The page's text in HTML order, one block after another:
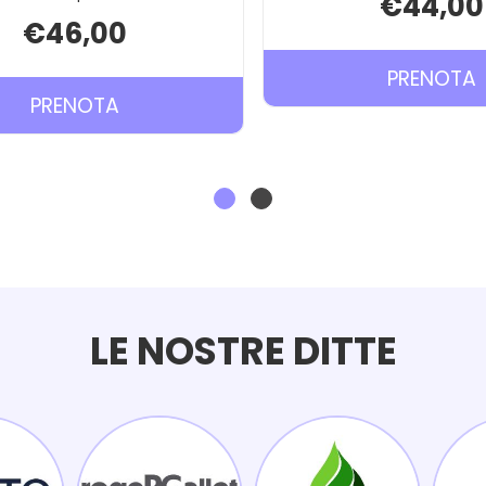
€46,00
PRENOTAPRENOTA DERMO28
FIRMING
COMPLEX AL
PRENOTA
LE NOSTRE DITTE